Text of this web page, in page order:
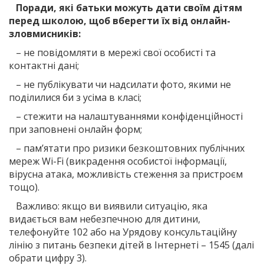
Поради, які батьки можуть дати своїм дітям
перед школою, щоб вберегти їх від онлайн-
зловмисників:
– не повідомляти в мережі свої особисті та
контактні дані;
– не публікувати чи надсилати фото, якими не
поділилися би з усіма в класі;
– стежити на налаштуваннями конфіденційності
при заповнені онлайн форм;
– пам’ятати про ризики безкоштовних публічних
мереж Wi-Fi (викрадення особистої інформації,
вірусна атака, можливість стеження за пристроєм
тощо).
Важливо: якщо ви виявили ситуацію, яка
видається вам небезпечною для дитини,
телефонуйте 102 або на Урядову консультаційну
лінію з питань безпеки дітей в Інтернеті – 1545 (далі
обрати цифру 3).